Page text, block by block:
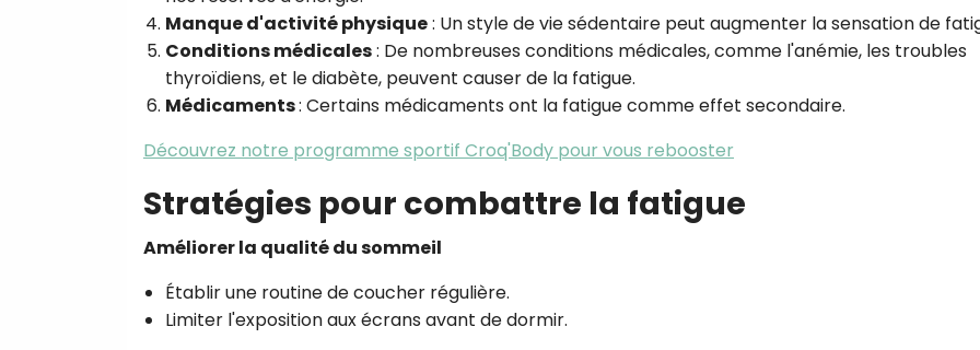
Manque d'activité physique: Un style de vie sédentaire peut augmenter la sensation de
Conditions médicales: De nombreuses conditions médicales, comme l'anémie, les troubles
thyroïdiens, et le diabète, peuvent causer de la fatigue.
Médicaments: Certains médicaments ont la fatigue comme effet secondaire.
Découvrez notre programme sportif Croq'Body pour vous rebooster
Stratégies pour combattre la fatigue
Améliorer la qualité du sommeil
Établir une routine de coucher régulière.
Limiter l'exposition aux écrans avant de dormir.